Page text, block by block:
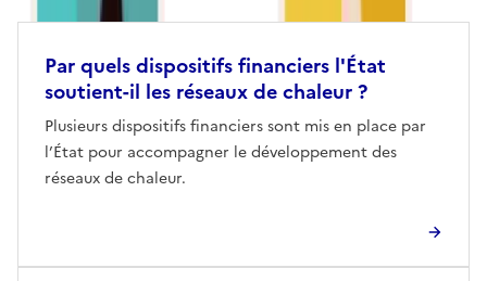
Par quels dispositifs financiers l'État
soutient-il les réseaux de chaleur ?
Plusieurs dispositifs financiers sont mis en place par
l’État pour accompagner le développement des
réseaux de chaleur.